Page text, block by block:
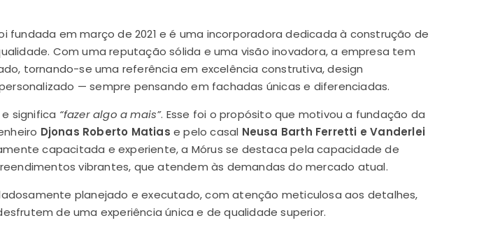
fundada em março de 2021 e é uma incorporadora dedicada à construção de
Com uma reputação sólida e uma visão inovadora, a empresa tem
tornando-se uma referência em excelência construtiva, design
— sempre pensando em fachadas únicas e diferenciadas.
significa “fazer algo a mais”. Esse foi o propósito que motivou a fundação da
Djonas Roberto Matias e pelo casal Neusa Barth Ferretti e Vanderlei
capacitada e experiente, a Mórus se destaca pela capacidade de
vibrantes, que atendem às demandas do mercado atual.
planejado e executado, com atenção meticulosa aos detalhes,
de uma experiência única e de qualidade superior.